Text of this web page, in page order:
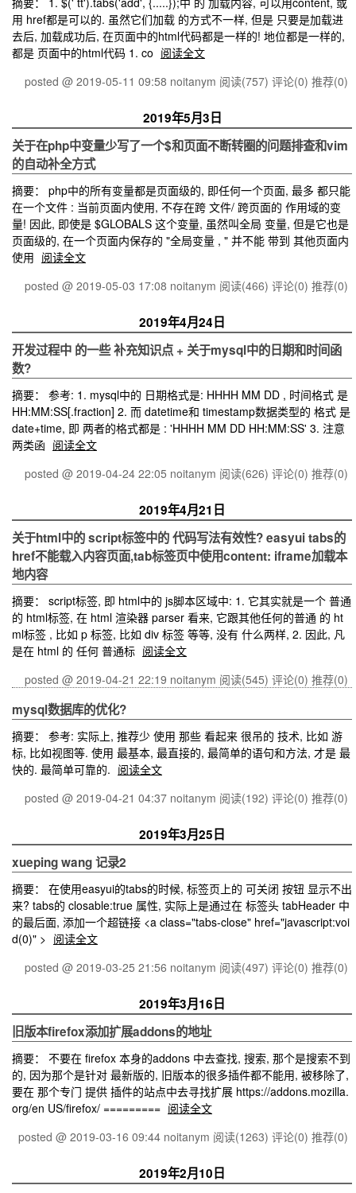
用 href都是可以的. 虽然它们加载 的方式不一样, 但是 只要是加载进
去后, 加载成功后, 在页面中的html代码都是一样的! 地位都是一样的,
都是 页面中的html代码 1. co 阅读全文
posted @ 2019-05-11 09:58 noitanym 阅读(757) 评论(0) 推荐(0)
2019年5月3日
关于在php中变量少写了一个$和页面不断转圈的问题排查和vim
的自动补全方式
摘要： php中的所有变量都是页面级的, 即任何一个页面, 最多 都只能
在一个文件 : 当前页面内使用, 不存在跨 文件/ 跨页面的 作用域的变
量! 因此, 即使是 $GLOBALS 这个变量, 虽然叫全局 变量, 但是它也是
页面级的, 在一个页面内保存的 "全局变量 , " 并不能 带到 其他页面内
使用 阅读全文
posted @ 2019-05-03 17:08 noitanym 阅读(466) 评论(0) 推荐(0)
2019年4月24日
开发过程中 的一些 补充知识点 + 关于mysql中的日期和时间函
数?
摘要： 参考: 1. mysql中的 日期格式是: HHHH MM DD , 时间格式 是
HH:MM:SS[.fraction] 2. 而 datetime和 timestamp数据类型的 格式 是
date+time, 即 两者的格式都是 : 'HHHH MM DD HH:MM:SS' 3. 注意
两类函 阅读全文
posted @ 2019-04-24 22:05 noitanym 阅读(626) 评论(0) 推荐(0)
2019年4月21日
关于html中的 script标签中的 代码写法有效性? easyui tabs的
href不能载入内容页面,tab标签页中使用content: iframe加载本
地内容
摘要： script标签, 即 html中的 js脚本区域中: 1. 它其实就是一个 普通
的 html标签, 在 html 渲染器 parser 看来, 它跟其他任何的普通 的 ht
ml标签 , 比如 p 标签, 比如 div 标签 等等, 没有 什么两样, 2. 因此, 凡
是在 html 的 任何 普通标 阅读全文
posted @ 2019-04-21 22:19 noitanym 阅读(545) 评论(0) 推荐(0)
mysql数据库的优化?
摘要： 参考: 实际上, 推荐少 使用 那些 看起来 很吊的 技术, 比如 游
标, 比如视图等. 使用 最基本, 最直接的, 最简单的语句和方法, 才是 最
快的. 最简单可靠的. 阅读全文
posted @ 2019-04-21 04:37 noitanym 阅读(192) 评论(0) 推荐(0)
2019年3月25日
xueping wang 记录2
摘要： 在使用easyui的tabs的时候, 标签页上的 可关闭 按钮 显示不出
来? tabs的 closable:true 属性, 实际上是通过在 标签头 tabHeader 中
的最后面, 添加一个超链接 <a class="tabs-close" href="javascript:voi
d(0)" > 阅读全文
posted @ 2019-03-25 21:56 noitanym 阅读(497) 评论(0) 推荐(0)
2019年3月16日
旧版本firefox添加扩展addons的地址
摘要： 不要在 firefox 本身的addons 中去查找, 搜索, 那个是搜索不到
的, 因为那个是针对 最新版的, 旧版本的很多插件都不能用, 被移除了,
要在 那个专门 提供 插件的站点中去寻找扩展 https://addons.mozilla.
org/en US/firefox/ ========= 阅读全文
posted @ 2019-03-16 09:44 noitanym 阅读(1263) 评论(0) 推荐(0)
2019年2月10日